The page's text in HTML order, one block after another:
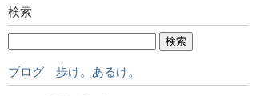
検索
ブログ 歩け。あるけ。